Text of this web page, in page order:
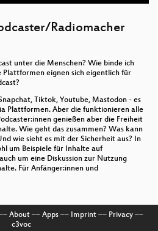
Radiomacher
unter die Menschen? Wie binde ich
Plattformen eignen sich eigentlich für
Tiktok, Youtube, Mastodon - es
Plattformen. Aber die funktionieren alle
genießen aber die Freiheit
Wie geht das zusammen? Was kann
wie sieht es mit der Sicherheit aus? In
um Beispiele für Inhalte auf
um eine Diskussion zur Nutzung
Für Anfänger:innen und
About–– Apps–– Imprint–– Privacy––
c3voc